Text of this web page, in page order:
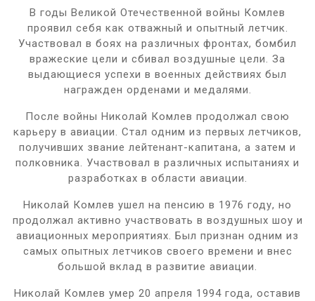
В годы Великой Отечественной войны Комлев
проявил себя как отважный и опытный летчик.
Участвовал в боях на различных фронтах, бомбил
вражеские цели и сбивал воздушные цели. За
выдающиеся успехи в военных действиях был
награжден орденами и медалями.
После войны Николай Комлев продолжал свою
карьеру в авиации. Стал одним из первых летчиков,
получивших звание лейтенант-капитана, а затем и
полковника. Участвовал в различных испытаниях и
разработках в области авиации.
Николай Комлев ушел на пенсию в 1976 году, но
продолжал активно участвовать в воздушных шоу и
авиационных мероприятиях. Был признан одним из
самых опытных летчиков своего времени и внес
большой вклад в развитие авиации.
Николай Комлев умер 20 апреля 1994 года, оставив